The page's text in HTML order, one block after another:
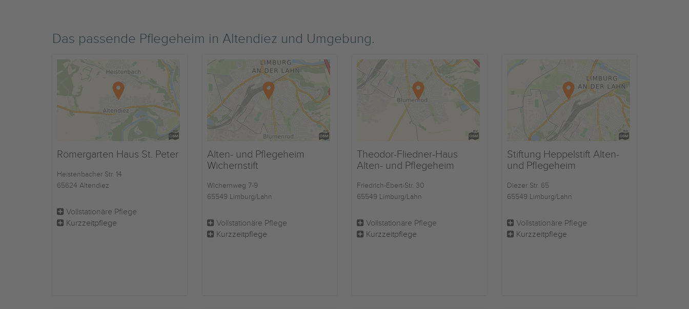
Das passende Pflegeheim in Altendiez und Umgebung.
Römergarten Haus St. Peter
Heistenbacher Str. 14
65624 Altendiez
Vollstationäre Pflege
Kurzzeitpflege
Alten- und Pflegeheim
Wichernstift
Wichernweg 7-9
65549 Limburg/Lahn
Vollstationäre Pflege
Kurzzeitpflege
Theodor-Fliedner-Haus
Alten- und Pflegeheim
Friedrich-Ebert-Str. 30
65549 Limburg/Lahn
Vollstationäre Pflege
Kurzzeitpflege
Stiftung Heppelstift Alten-
und Pflegeheim
Diezer Str. 65
65549 Limburg/Lahn
Vollstationäre Pflege
Kurzzeitpflege